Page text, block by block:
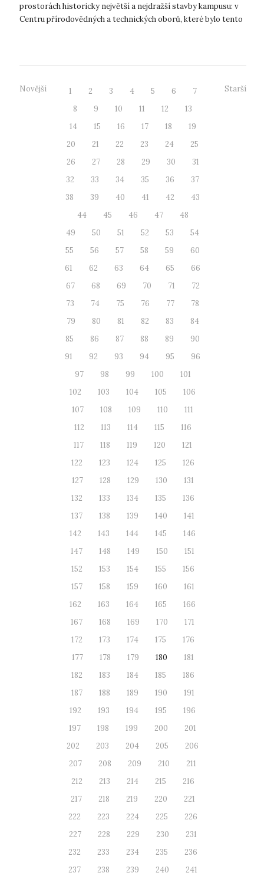
prostorách historicky největší a nejdražší stavby kampusu: v
Centru přírodovědných a technických oborů, které bylo tento
Novější 1 2 3 4 5 6
7
8
9 10 11 12
13
14
15 16 17 18
19
20
21 22 23 24
25
26
27 28 29 30
31
32
33 34 35 36
37
38
39 40 41 42
43
44
45 46 47
48
49
50 51 52 53
54
55
56 57 58 59
60
61
62 63 64 65
66
67
68 69 70 71
72
73
74 75 76 77
78
79
80 81 82 83
84
85
86 87 88 89
90
91
92 93 94 95
96
97
98 99 100
101
102
103 104 105
106
107
108 109 110
111
112
113 114 115
116
117
118 119 120
121
122
123 124 125
126
127
128 129 130
131
132
133 134 135
136
137
138 139 140
141
142
143 144 145
146
147
148 149 150
151
152
153 154 155
156
157
158 159 160
161
162
163 164 165
166
167
168 169 170
171
172
173 174 175
176
177
178 179 180
181
182
183 184 185
186
187
188 189 190
191
192
193 194 195
196
197
198 199 200
201
202
203 204 205
206
207
208 209 210
211
212
213 214 215
216
217
218 219 220
221
222
223 224 225
226
227
228 229 230
231
232
233 234 235
236
237
238 239 240
241
Starší